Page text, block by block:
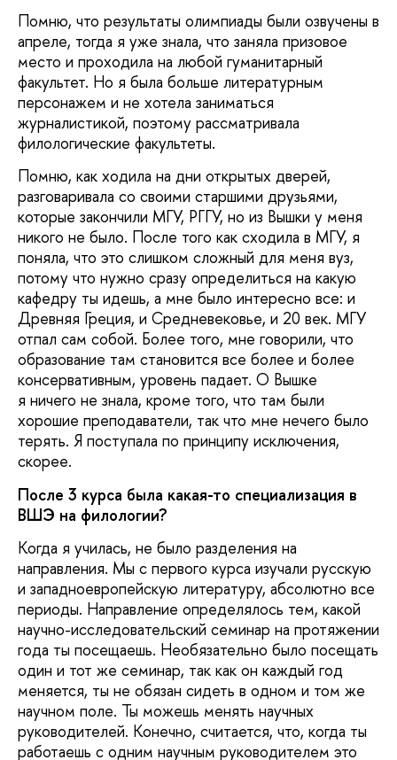
Помню, что результаты олимпиады были озвучены в
апреле, тогда я уже знала, что заняла призовое
место и проходила на любой гуманитарный
факультет. Но я была больше литературным
персонажем и не хотела заниматься
журналистикой, поэтому рассматривала
филологические факультеты.
Помню, как ходила на дни открытых дверей,
разговаривала со своими старшими друзьями,
которые закончили МГУ, РГГУ, но из Вышки у меня
никого не было. После того как сходила в МГУ, я
поняла, что это слишком сложный для меня вуз,
потому что нужно сразу определиться на какую
кафедру ты идешь, а мне было интересно все: и
Древняя Греция, и Средневековье, и 20 век. МГУ
отпал сам собой. Более того, мне говорили, что
образование там становится все более и более
консервативным, уровень падает. О Вышке
я ничего не знала, кроме того, что там были
хорошие преподаватели, так что мне нечего было
терять. Я поступала по принципу исключения,
скорее.
После 3 курса была какая-то специализация в
ВШЭ на филологии?
Когда я училась, не было разделения на
направления. Мы с первого курса изучали русскую
и западноевропейскую литературу, абсолютно все
периоды. Направление определялось тем, какой
научно-исследовательский семинар на протяжении
года ты посещаешь. Необязательно было посещать
один и тот же семинар, так как он каждый год
меняется, ты не обязан сидеть в одном и том же
научном поле. Ты можешь менять научных
руководителей. Конечно, считается, что, когда ты
работаешь с одним научным руководителем это